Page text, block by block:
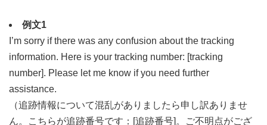
例文1
I’m sorry if there was any confusion about the tracking
information. Here is your tracking number: [tracking
number]. Please let me know if you need further
assistance.
（追跡情報について混乱がありましたら申し訳ありませ
ん。こちらが追跡番号です：[追跡番号]。ご不明点がござ